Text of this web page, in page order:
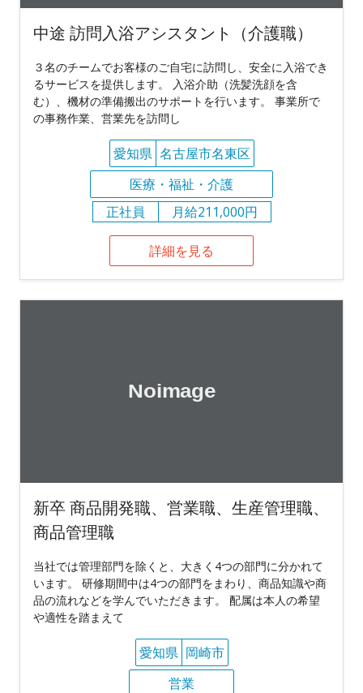
中途 訪問入浴アシスタント（介護職）
３名のチームでお客様のご自宅に訪問し、安全に入浴でき
るサービスを提供します。 入浴介助（洗髪洗顔を含
む）、機材の準備搬出のサポートを行います。 事業所で
の事務作業、営業先を訪問し
愛知県 名古屋市名東区
医療・福祉・介護
正社員
月給211,000円
詳細を見る
新卒 商品開発職、営業職、生産管理職、
商品管理職
当社では管理部門を除くと、大きく4つの部門に分かれて
います。 研修期間中は4つの部門をまわり、商品知識や商
品の流れなどを学んでいただきます。 配属は本人の希望
や適性を踏まえて
愛知県 岡崎市
営業